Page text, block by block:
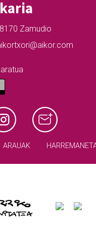
Zamudio
ARAUAK